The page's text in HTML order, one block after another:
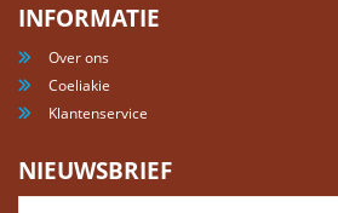
INFORMATIE
Over ons
Coeliakie
Klantenservice
NIEUWSBRIEF